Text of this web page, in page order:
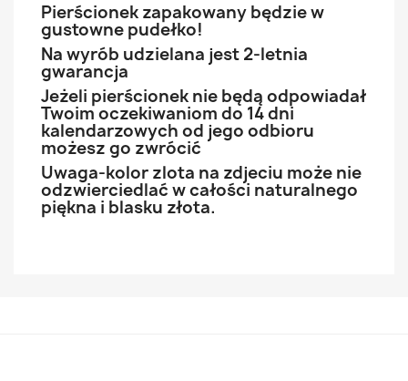
Pierścionek zapakowany będzie w
gustowne pudełko!
Na wyrób udzielana jest 2-letnia
gwarancja
Jeżeli pierścionek nie będą odpowiadał
Twoim oczekiwaniom do 14 dni
kalendarzowych od jego odbioru
możesz go zwrócić
Uwaga-kolor zlota na zdjeciu może nie
odzwierciedlać w całości naturalnego
piękna i blasku złota.